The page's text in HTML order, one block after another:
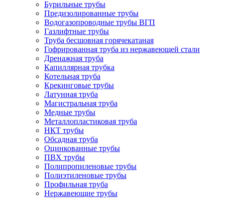
Бурильные трубы
Предизолированные трубы
Водогазопроводные трубы ВГП
Газлифтные трубы
Труба бесшовная горячекатаная
Гофрированная труба из нержавеющей стали
Дренажная труба
Капиллярная трубка
Котельная труба
Крекинговые трубы
Латунная труба
Магистральная труба
Медные трубы
Металлопластиковая труба
НКТ трубы
Обсадная труба
Оцинкованные трубы
ПВХ трубы
Полипропиленовые трубы
Полиэтиленовые трубы
Профильная труба
Нержавеющие трубы